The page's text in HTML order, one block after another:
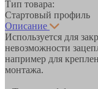
Тип товара:
Стартовый профиль
Описание
Используется для
невозможности
например для
монтажа.